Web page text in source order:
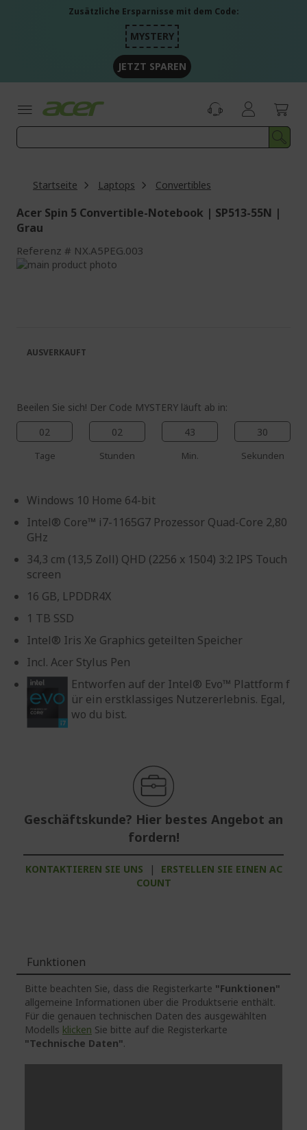
Zusätzliche Ersparnisse mit dem Code:
MYSTERY
JETZT SPAREN
Startseite Laptops Convertibles
Acer Spin 5 Convertible-Notebook | SP513-55N |
Grau
Referenz NX.A5PEG.003
Zum
Beeilen Sie sich! Der Code MYSTERY läuft ab in:
02
Tage
02
Stunden
43
Min.
29
Sekunden
Windows 10 Home 64-bit
Intel® Core™ i7-1165G7 Prozessor Quad-Core 2,80
GHz
34,3 cm (13,5 Zoll) QHD (2256 x 1504) 3:2 IPS Touch
screen
16 GB, LPDDR4X
1 TB SSD
Intel® Iris Xe Graphics geteilten Speicher
Incl. Acer Stylus Pen
Entworfen auf der Intel® Evo™ Plattform f
ür ein erstklassiges Nutzererlebnis. Egal,
wo du bist.
Geschäftskunde? Hier bestes Angebot an
fordern!
KONTAKTIEREN SIE UNS |
ERSTELLEN SIE EINEN AC
COUNT
AUSVERKAUFT
Funktionen
Bitte beachten Sie, dass die Registerkarte "Funktionen"
allgemeine Informationen über die Produktserie enthält.
Für die genauen technischen Daten des ausgewählten
Modells klicken Sie bitte auf die Registerkarte
"Technische Daten".